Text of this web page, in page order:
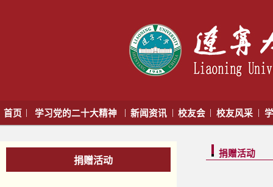
首页 | 学习党的二十大精神 | 新闻资讯 | 校友会 | 校友风采 |
捐赠活动
捐赠活动